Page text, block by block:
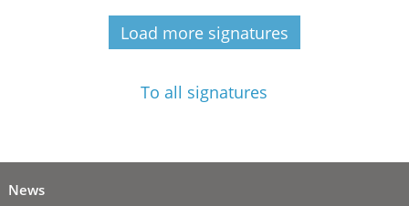
Load more signatures
To all signatures
News